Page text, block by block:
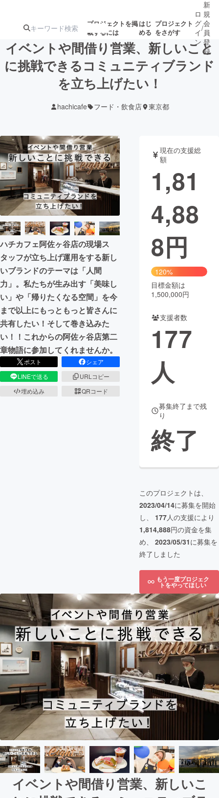
プロジェクトを掲
載するには
はじ
める
プロジェクト
をさがす
注目のリ 注目の新着プロ募集終了が近いプ
テクノロジー・ガジェット
映像・映画 書籍・雑誌
ビジネス・起業 チャレンジ
まちづくり・地域活性化
CAMPFIRE for Social Good
CAMPFIRE Creation
CAMPFIREふるさと納税 machi-ya コミュニティ
ロ
グ
イ
ン
/
新
規
会
員
登
録
イベントや間借り営業、新しいこと
に挑戦できるコミュニティブランド
を立ち上げたい！
hachicafe フード・飲食店 東京都
ハチカフェ阿佐ヶ谷店の現場ス
タッフが立ち上げ運用をする新し
いブランドのテーマは「人間
力」。私たちが生み出す「美味し
い」や「帰りたくなる空間」を今
まで以上にもっともっと皆さんに
共有したい！そして巻き込みた
い！！これからの阿佐ヶ谷店第二
章物語に参加してくれませんか。
ポスト
シェア
LINEで送る
URLコピー
埋め込み
QRコード
現在の支援総
額
1,81
4,88
8円
120%
目標金額は
1,500,000円
支援者数
177
人
募集終了まで残
り
終了
このプロジェクトは、
2023/04/14に募集を開始
し、 177人の支援により
1,814,888円の資金を集
め、 2023/05/31に募集を
終了しました
もう一度プロジェク
トをやってほしい
イベントや間借り営業、新しいこ